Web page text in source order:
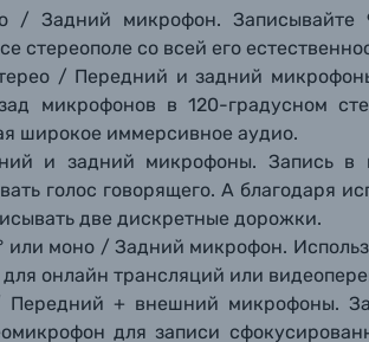
/ Задний микрофон. Записывайте
стереополе со всей его
/ Передний и задний
микрофонов в 120-градусном
широкое иммерсивное аудио.
и задний микрофоны. Запись в
голос говорящего. А благодаря
две дискретные дорожки.
или моно / Задний микрофон.
онлайн трансляций или
Передний + внешний микрофоны.
для записи